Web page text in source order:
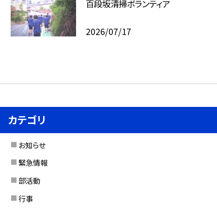
百段坂清掃ボランティア
2026/07/17
カテゴリ
お知らせ
緊急情報
部活動
行事